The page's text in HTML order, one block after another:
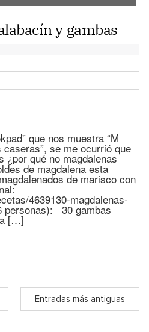
y gambas
que nos muestra “M
caseras”, se me ocurrió que
¿por qué no magdalenas
de magdalena esta
de marisco con
4639130-magdalenas-
30 gambas
[…]
Entradas más antiguas